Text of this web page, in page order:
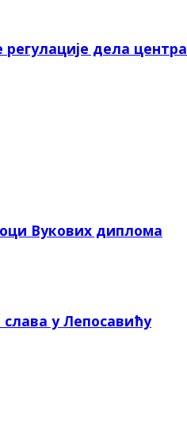
дела
Вукових диплома
у Лепосавићу